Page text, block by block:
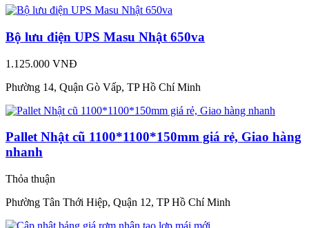
Bộ lưu điện UPS Masu Nhật 650va
1.125.000 VNĐ
Phường 14, Quận Gò Vấp, TP Hồ Chí Minh
Pallet Nhật cũ 1100*1100*150mm giá rẻ, Giao hàng
nhanh
Thỏa thuận
Phường Tân Thới Hiệp, Quận 12, TP Hồ Chí Minh